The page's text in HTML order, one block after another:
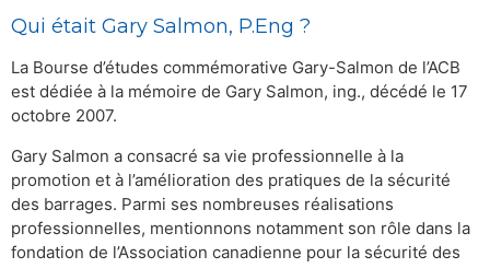
Qui était Gary Salmon, P.Eng ?
La Bourse d’études commémorative Gary-Salmon de l’ACB
est dédiée à la mémoire de Gary Salmon, ing., décédé le 17
octobre 2007.
Gary Salmon a consacré sa vie professionnelle à la
promotion et à l’amélioration des pratiques de la sécurité
des barrages. Parmi ses nombreuses réalisations
professionnelles, mentionnons notamment son rôle dans la
fondation de l’Association canadienne pour la sécurité des